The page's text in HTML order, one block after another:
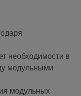
необходимости в
модульными
модульных